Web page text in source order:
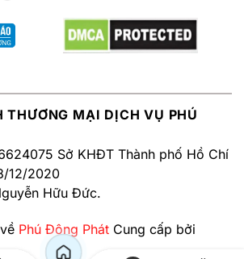
THƯƠNG MẠI DỊCH VỤ PHÚ
Sở KHĐT Thành phố Hồ Chí
12/2020
Hữu Đức.
Phú Đông Phát Cung cấp bởi